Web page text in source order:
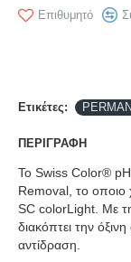
Επιθυμητό
Ετικέτες:
ΠΕΡΙΓΡΑΦΉ
Το Swiss Color® pH
Removal, το οποιο
SC colorLight. Με
διακόπτει την
αντίδραση.